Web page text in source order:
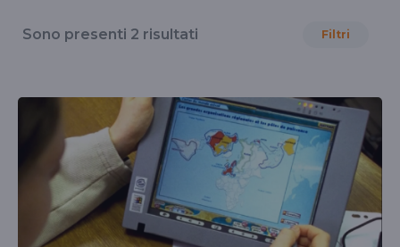
il
scholasoccurrentes
Sono presenti 2 risultati Filtri